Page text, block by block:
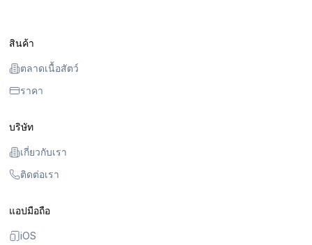
สินค้า
ตลาดเนื้อสัตว์
ราคา
บริษัท
เกี่ยวกับเรา
ติดต่อเรา
แอปมือถือ
iOS